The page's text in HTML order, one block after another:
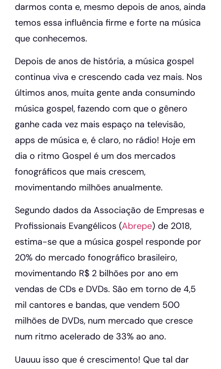
darmos conta e, mesmo depois de anos, ainda
temos essa influência firme e forte na música
que conhecemos.
Depois de anos de história, a música gospel
continua viva e crescendo cada vez mais. Nos
últimos anos, muita gente anda consumindo
música gospel, fazendo com que o gênero
ganhe cada vez mais espaço na televisão,
apps de música e, é claro, no rádio! Hoje em
dia o ritmo Gospel é um dos mercados
fonográficos que mais crescem,
movimentando milhões anualmente.
Segundo dados da Associação de Empresas e
Profissionais Evangélicos (Abrepe) de 2018,
estima-se que a música gospel responde por
20% do mercado fonográfico brasileiro,
movimentando R$ 2 bilhões por ano em
vendas de CDs e DVDs. São em torno de 4,5
mil cantores e bandas, que vendem 500
milhões de DVDs, num mercado que cresce
num ritmo acelerado de 33% ao ano.
Uauuu isso que é crescimento! Que tal dar